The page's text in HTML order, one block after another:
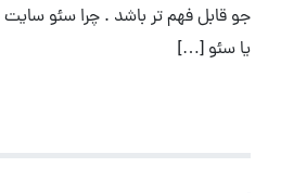
جو قابل فهم تر باشد . چرا سئو
یا سئو […]